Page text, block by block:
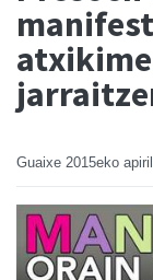
Guaixe 2015eko